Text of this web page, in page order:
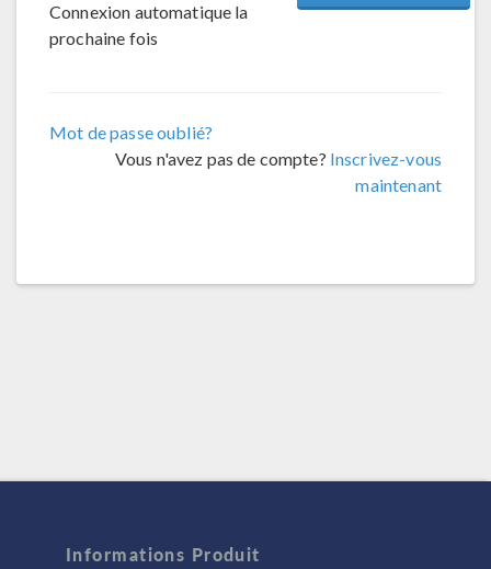
Connexion automatique la
prochaine fois
Mot de passe oublié?
Vous n'avez pas de compte? Inscrivez-vous
maintenant
Informations Produit